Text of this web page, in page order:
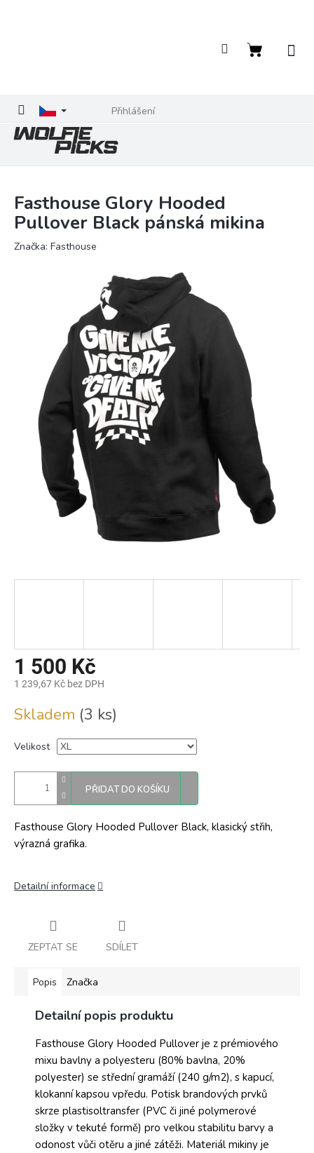
Přihlášení
Nákupní
Fasthouse Glory Hooded
Pullover Black pánská mikina
Značka: Fasthouse
1 500 Kč
1 239,67 Kč bez DPH
cena:
Skladem (3 ks)
Velikost
PŘIDAT DO KOŠÍKU
Fasthouse Glory Hooded Pullover Black, klasický střih,
výrazná grafika.
Detailní informace
ZEPTAT SE SDÍLET
Popis Značka
Detailní popis produktu
Fasthouse Glory Hooded Pullover je z prémiového
mixu bavlny a polyesteru (80% bavlna, 20%
polyester) se střední gramáží (240 g/m2), s kapucí,
klokanní kapsou vpředu. Potisk brandových prvků
skrze plastisoltransfer (PVC či jiné polymerové
složky v tekuté formě) pro velkou stabilitu barvy a
odonost vůči otěru a jiné zátěži. Materiál mikiny je